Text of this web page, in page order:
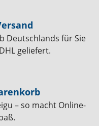
Deutschlands für Sie
geliefert.
– so macht Online-